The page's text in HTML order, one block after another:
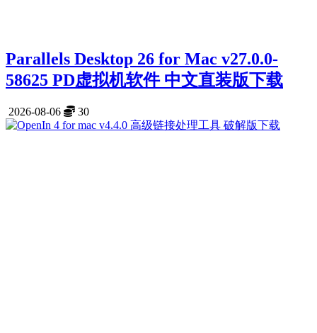
Parallels Desktop 26 for Mac v27.0.0-
58625 PD虚拟机软件 中文直装版下载
2026-08-06 30